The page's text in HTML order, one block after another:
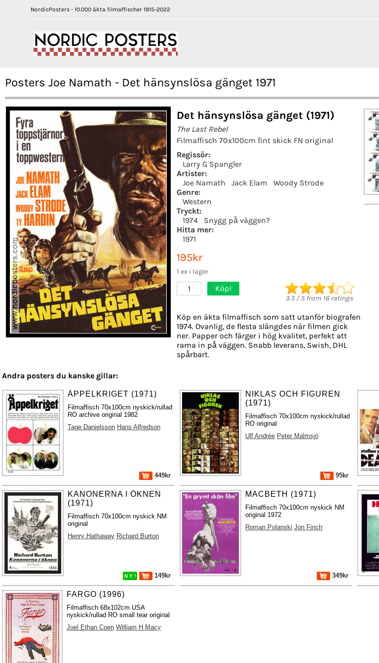
NordicPosters - 10.000 äkta filmaffischer 1915-2022
Posters Joe Namath - Det hänsynslösa gänget 1971
Det hänsynslösa gänget (1971)
The Last Rebel
Filmaffisch 70x100cm fint skick FN original
Regissör:
Larry G Spangler
Artister:
Joe Namath
Jack Elam
Woody Strode
Genre:
Western
Tryckt:
1974
Snygg på väggen?
Hitta mer:
1971
195kr
1 ex i lager
1 Köp!
3.5/5from 16ratings
Köp en äkta filmaffisch som satt utanför biografen
1974. Ovanlig, de flesta slängdes när filmen gick
ner. Papper och färger i hög kvalitet, perfekt att
rama in på väggen. Snabb leverans, Swish, DHL
spårbart.
Andra posters du kanske gillar:
ÄPPELKRIGET (1971)
Filmaffisch 70x100cm nyskick/rullad
RO archive original 1982
Tage Danielsson Hans Alfredson
449kr
NIKLAS OCH FIGUREN
(1971)
Filmaffisch 70x100cm nyskick/rullad
RO original
Ulf Andrée Peter Malmsjö
95kr
KANONERNA I ÖKNEN
(1971)
Filmaffisch 70x100cm nyskick NM
original
Henry Hathaway Richard Burton
N Y ! 149kr
MACBETH (1971)
Filmaffisch 70x100cm nyskick NM
original 1972
Roman Polanski Jon Finch
349kr
FARGO (1996)
Filmaffisch 68x102cm USA
nyskick/rullad RO small tear original
Joel Ethan Coen William H Macy